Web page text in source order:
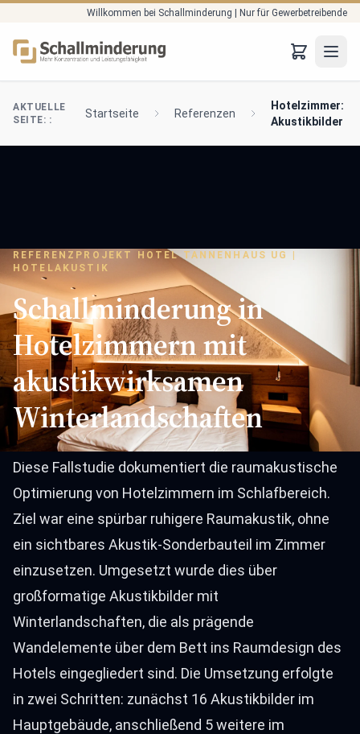
Willkommen bei Schallminderung | Nur für Gewerbetreibende
AKTUELLE
SEITE: :
Startseite Referenzen
Hotelzimmer:
Akustikbilder
REFERENZPROJEKT HOTEL TANNENHAUS UG |
HOTELAKUSTIK
Schallminderung in
Hotelzimmern mit
akustikwirksamen
Winterlandschaften
Diese Fallstudie dokumentiert die raumakustische
Optimierung von Hotelzimmern im Schlafbereich.
Ziel war eine spürbar ruhigere Raumakustik, ohne
ein sichtbares Akustik-Sonderbauteil im Zimmer
einzusetzen. Umgesetzt wurde dies über
großformatige Akustikbilder mit
Winterlandschaften, die als prägende
Wandelemente über dem Bett ins Raumdesign des
Hotels eingegliedert sind. Die Umsetzung erfolgte
in zwei Schritten: zunächst 16 Akustikbilder im
Hauptgebäude, anschließend 5 weitere im